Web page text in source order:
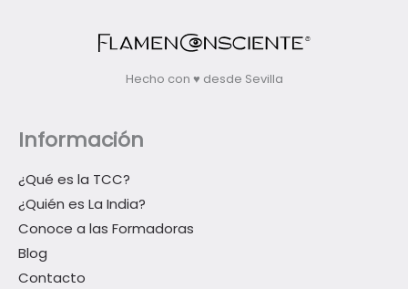
Hecho con ♥ desde Sevilla
Información
¿Qué es la TCC?
¿Quién es La India?
Conoce a las Formadoras
Blog
Contacto